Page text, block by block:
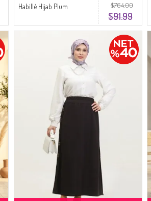
$764.00
$91.99
Habillé Hijab Plum